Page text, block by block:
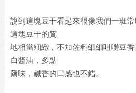
說到這塊豆干看起來很像我們一班
這塊豆干的質
地相當細緻，不加佐料細細咀嚼豆
白醬油，多點
鹽味，鹹香的口感也不錯。